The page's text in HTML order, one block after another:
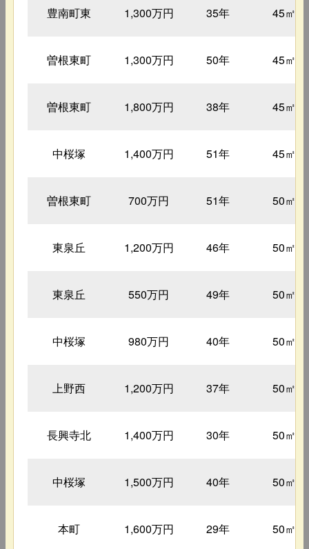
豊南町東 1,300万円 35年 45㎡
曽根東町 1,300万円 50年 45㎡
曽根東町 1,800万円 38年 45㎡
中桜塚 1,400万円 51年 45㎡
曽根東町 700万円 51年 50㎡
東泉丘 1,200万円 46年 50㎡
東泉丘 550万円 49年 50㎡
中桜塚 980万円 40年 50㎡
上野西 1,200万円 37年 50㎡
長興寺北 1,400万円 30年 50㎡
中桜塚 1,500万円 40年 50㎡
本町 1,600万円 29年 50㎡